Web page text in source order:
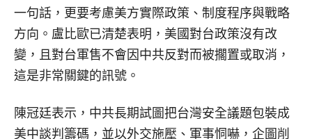
一句話，更要考慮美方實際政策、制度程序與戰略
方向。盧比歐已清楚表明，美國對台政策沒有改
變，且對台軍售不會因中共反對而被擱置或取消，
這是非常關鍵的訊號。
陳冠廷表示，中共長期試圖把台灣安全議題包裝成
美中談判籌碼，並以外交施壓、軍事恫嚇，企圖削